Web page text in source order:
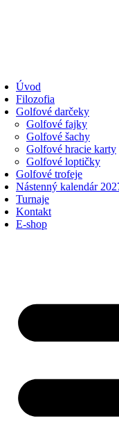
Úvod
Filozofia
Golfové darčeky
Golfové fajky
Golfové šachy
Golfové hracie karty
Golfové loptičky
Golfové trofeje
Nástenný kalendár
Turnaje
Kontakt
E-shop